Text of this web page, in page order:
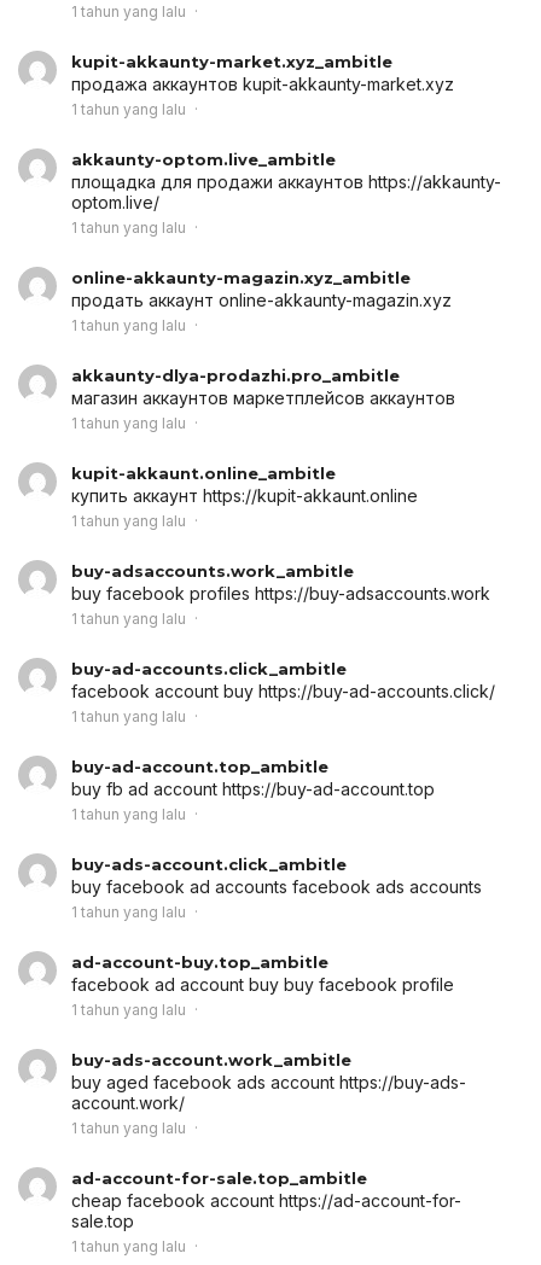
1 tahun yang lalu
kupit-akkaunty-market.xyz_ambitle
продажа аккаунтов kupit-akkaunty-market.xyz
1 tahun yang lalu
akkaunty-optom.live_ambitle
площадка для продажи аккаунтов https://akkaunty-
optom.live/
1 tahun yang lalu
online-akkaunty-magazin.xyz_ambitle
продать аккаунт online-akkaunty-magazin.xyz
1 tahun yang lalu
akkaunty-dlya-prodazhi.pro_ambitle
магазин аккаунтов маркетплейсов аккаунтов
1 tahun yang lalu
kupit-akkaunt.online_ambitle
купить аккаунт https://kupit-akkaunt.online
1 tahun yang lalu
buy-adsaccounts.work_ambitle
buy facebook profiles https://buy-adsaccounts.work
1 tahun yang lalu
buy-ad-accounts.click_ambitle
facebook account buy https://buy-ad-accounts.click/
1 tahun yang lalu
buy-ad-account.top_ambitle
buy fb ad account https://buy-ad-account.top
1 tahun yang lalu
buy-ads-account.click_ambitle
buy facebook ad accounts facebook ads accounts
1 tahun yang lalu
ad-account-buy.top_ambitle
facebook ad account buy buy facebook profile
1 tahun yang lalu
buy-ads-account.work_ambitle
buy aged facebook ads account https://buy-ads-
account.work/
1 tahun yang lalu
ad-account-for-sale.top_ambitle
cheap facebook account https://ad-account-for-
sale.top
1 tahun yang lalu